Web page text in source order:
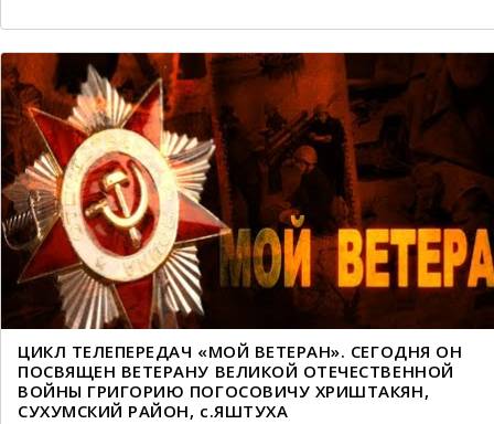
ЦИКЛ ТЕЛЕПЕРЕДАЧ «МОЙ ВЕТЕРАН». СЕГОДНЯ ОН
ПОСВЯЩЕН ВЕТЕРАНУ ВЕЛИКОЙ ОТЕЧЕСТВЕННОЙ
ВОЙНЫ ГРИГОРИЮ ПОГОСОВИЧУ ХРИШТАКЯН,
СУХУМСКИЙ РАЙОН, с.ЯШТУХА